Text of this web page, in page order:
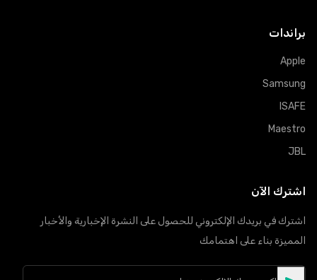
براندات
Apple
Samsung
ISAFE
Maestro
JBL
اشترك الآن
اشترك في بريدك الإلكتروني للحصول على النشرة الإخبارية والأخبار
المميزة بناء على اهتمامك